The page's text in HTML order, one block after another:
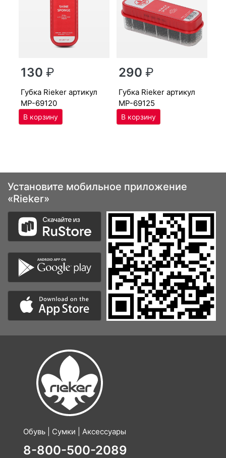
130₽
губ­ка Ri­eker артикул
MP-69120
290₽
губ­ка Ri­eker артикул
MP-69125
Установите мобильное приложение
«Rieker»
Обувь | Сумки | Аксессуары
8-800-500-2089